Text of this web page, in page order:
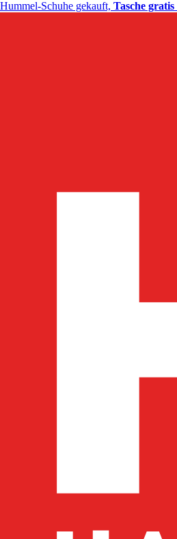
Hummel-Schuhe gekauft, Tasche gratis